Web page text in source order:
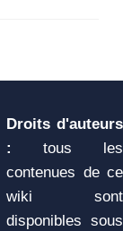
Droits d'auteurs
:
tous les
contenues de ce
wiki sont
disponibles sous